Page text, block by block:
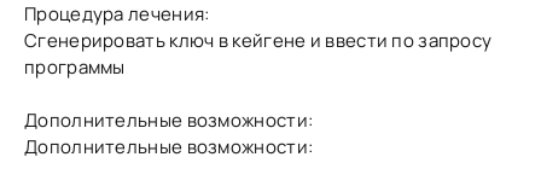
Процедура лечения:
Сгенерировать ключ в кейгене и ввести по запросу
программы
Дополнительные возможности:
Дополнительные возможности: